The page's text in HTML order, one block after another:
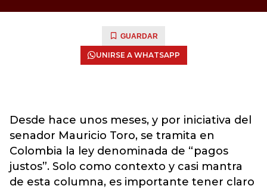
GUARDAR
UNIRSE A WHATSAPP
Desde hace unos meses, y por iniciativa del
senador Mauricio Toro, se tramita en
Colombia la ley denominada de “pagos
justos”. Solo como contexto y casi mantra
de esta columna, es importante tener claro